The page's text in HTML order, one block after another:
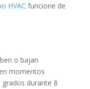
HVAC funcione de
o bajan
momentos
durante 8